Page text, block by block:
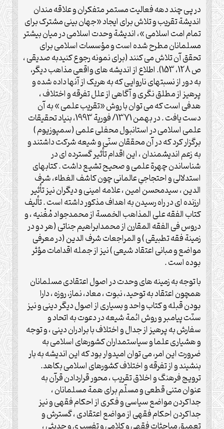
در پی چند دهه فعالیت مستمر متفکران و علاقه مندان
اندیشة تقریب و تلاش برای ایجاد «جهان بینی مشترک برای
تمام امت اسلامی »، اندیشة وحدت اسلامی در میان بیشتر
مسلمانان مطرح شده است و مؤسسات اسلامی برای
تحقق آن تلاش می کنند (برای نمونه رجوع کنیدبه صدیقی ،
ص 128، 153). اطلاع از اندیشه های واقعی مذاهب دیگر،
به دور از نسبتهای ناروایی که به هریک از آنها داده شده و
پرهیز از مطلق نگری و آگاهی از علل تفرقه و اختلاف ،
هدفی است که می توان با روش «تقریب علمی » به آن
دست یافت . در بهمن 1371/ فوریة 1993، بنیاد تحقیقات
علمی اسلامی در استانبول محفلی علمی (سمپوزیوم )
برگزار کرد که در آن محققان سنّی و شیعه شرکت داشتند و
به زعم اندیشمندان ، این اقدام تأثیر گسترده ای در
شناساندن چهرة علمی و صحیح تشیع داشت . کتابهای
استدلالی و احتجاجیِ عالمانی چون کاشف الغطاء، شرف
الدین ، سیدمحسن امین ، علامه امینی و دیگران نیز تأثیر
ارزنده ای در راه رسیدن به اهداف مذکور داشته است . تألیف
کتاب الفقه علی المذاهب الخمسة از محمدجواد مُغْنیه ، و
دروس فی الفقه المقارن از محمدابراهیم جناتی (هر دو در
زمینة فقه تطبیقی ) و المراجعات شرف الدین (در معرفی
مواضع و مبانی اعتقاد شیعی ) نیز از جمله اقدامات مؤثر
بوده است .
با توجه به زمینه های وحدت در اصول اعتقادی مسلمانان
همچون اعتقاد به توحید، نبوت ، معاد، نماز، روزه ، دارا
بودن قبله و کتاب واحد و بسیاری از اصول دیگر دینی و نیز
سنّت پیامبر و روش ائمة شیعه در دعوت به اتحاد و
سفارش به پرهیز از جدال و اختلاف با برادران دینی ، و توجه
و هشیاری علما و سیاستمداران کشورهای اسلامی به
ضرورت این امر، می توان امیدوار بود که این اندیشه به بار
بنشیند و از تفرقه و اختلاف کشورهای اسلامی بکاهد.
ترویج فرهنگ و اخلاق تقریب ، محور قراردادن قرآن به
عنوان متنی قطعی و مسلّم برای همة مسلمانان ،
جداکردن مواضع سیاسی و فکری از احکام فقهی و نیز
جداکردن احکام فقهی از مواضع اعتقادی ، گسترش و